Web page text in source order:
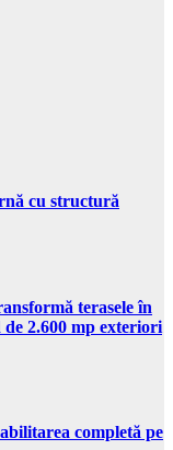
cu structură
terasele în
2.600 mp exteriori
completă pe